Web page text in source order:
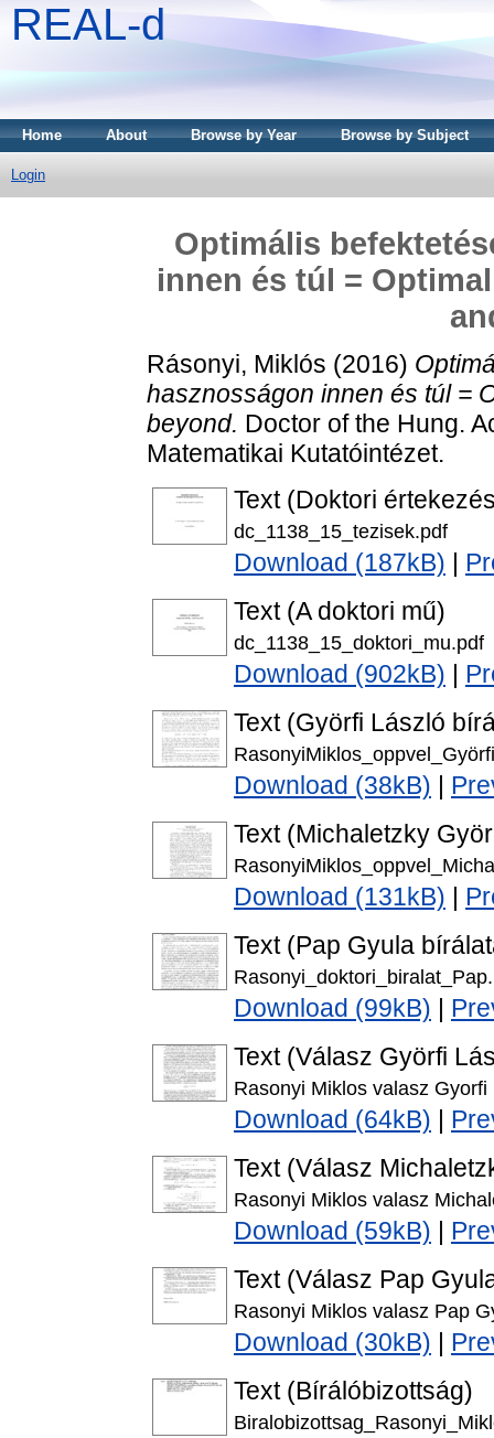
REAL-d
Home About Browse by Year Browse by Subject
Login
Optimális
innen és túl =
Rásonyi, Miklós (2016)
hasznosságon innen és túl =
beyond. Doctor of the Hung.
Matematikai Kutatóintézet.
Text (Doktori
dc_1138_15_tezisek.pdf
Download (187kB)
Text (A doktori mű)
dc_1138_15_doktori_mu.pdf
Download (902kB)
Text (Györfi László
Download (38kB)
Text (Michaletzky
Download (131kB)
Text (Pap Gyula
Download (99kB)
Text (Válasz Györfi
Rasonyi Miklos valasz
Download (64kB)
Text (Válasz
Rasonyi Miklos valasz
Download (59kB)
Text (Válasz Pap
Rasonyi Miklos valasz Pap
Download (30kB)
Text (Bírálóbizottság)